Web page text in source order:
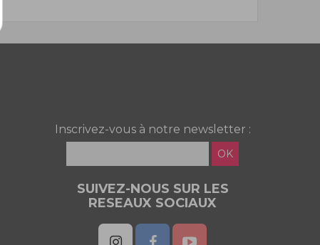
Inscrivez-vous à notre newsletter :
OK
SUIVEZ-NOUS SUR LES
RESEAUX SOCIAUX